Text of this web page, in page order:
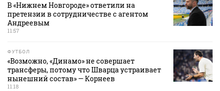
В «Нижнем Новгороде» ответили на
претензии в сотрудничестве с агентом
Андреевым
11:57
ФУТБОЛ
«Возможно, «Динамо» не совершает
трансферы, потому что Шварца устраивает
нынешний состав» — Корнеев
11:18